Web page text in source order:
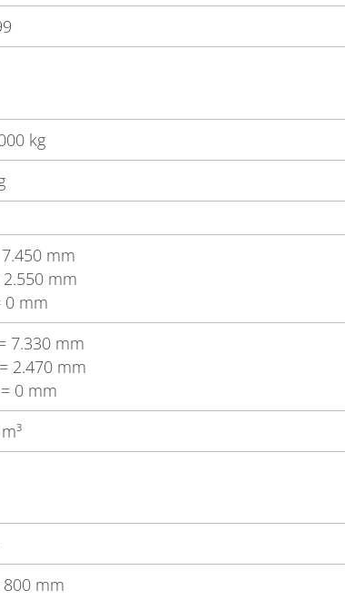
kg
mm
2.550 mm
0 mm
7.330 mm
= 2.470 mm
= 0 mm
800 mm